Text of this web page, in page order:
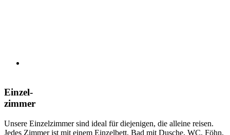
Einzel-
zimmer
Unsere Einzelzimmer sind ideal für diejenigen, die alleine reisen.
Jedes Zimmer ist mit einem Einzelbett, Bad mit Dusche, WC, Föhn,